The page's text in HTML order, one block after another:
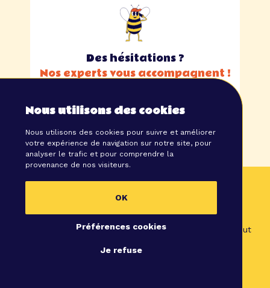
Nous utilisons des cookies
Nous utilisons des cookies pour suivre et améliorer
votre expérience de navigation sur notre site, pour
analyser le trafic et pour comprendre la
provenance de nos visiteurs.
OK
Je refuse
Préférences cookies
Des hésitations ?
Nos experts vous accompagnent !
J’aimerais y voir plus clair
Tous les secrets de l’évènementiel
planète et bon pour l’humain... nous vous dévoilons tout